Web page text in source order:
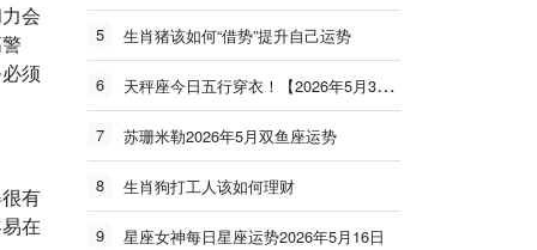
会
须
有
在
5 生肖猪该如何“借势”提升自己运势
6 天秤座今日五行穿衣！【2026年5月30日】
7 苏珊米勒2026年5月双鱼座运势
8 生肖狗打工人该如何理财
9 星座女神每日星座运势2026年5月16日